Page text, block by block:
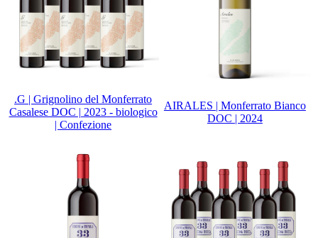
.G | Grignolino del Monferrato
Casalese DOC | 2023 - biologico
| Confezione
AIRALES | Monferrato Bianco
DOC | 2024